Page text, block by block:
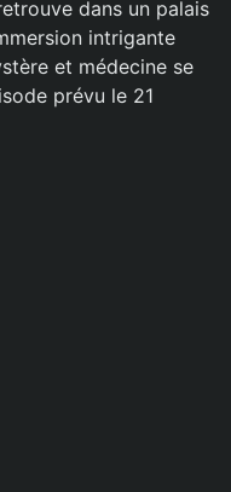
dans un palais
intrigante
et médecine se
prévu le 21